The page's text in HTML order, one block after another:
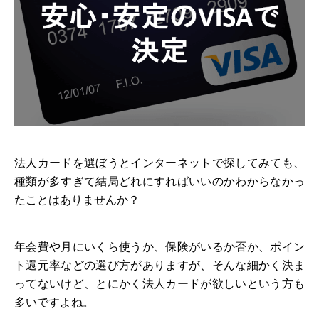
法人カードを選ぼうとインターネットで探してみても、
種類が多すぎて結局どれにすればいいのかわからなかっ
たことはありませんか？
年会費や月にいくら使うか、保険がいるか否か、ポイン
ト還元率などの選び方がありますが、そんな細かく決ま
ってないけど、とにかく法人カードが欲しいという方も
多いですよね。